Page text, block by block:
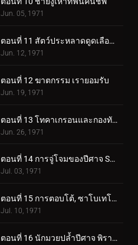
Jun. 05, 1971
ตอนที่ 11 สัตว์ประหลาดดูดเลือด เกบาคอนดอร์
Jun. 12, 1971
ตอนที่ 12 ฆาตกรรม เรายอมรับ
Jun. 19, 1971
ตอนที่ 13 โทคาเกรอนและกองทัพมอนสเตอร์ตัวใหญ่
Jun. 26, 1971
ตอนที่ 14 การจู่โจมของปีศาจ Sabotegron
Jul. 03, 1971
ตอนที่ 15 การตอบโต้, ซาโบเทโกรน
Jul. 10, 1971
ตอนที่ 16 นักมวยปล้ำปีศาจ พิราซอรัส